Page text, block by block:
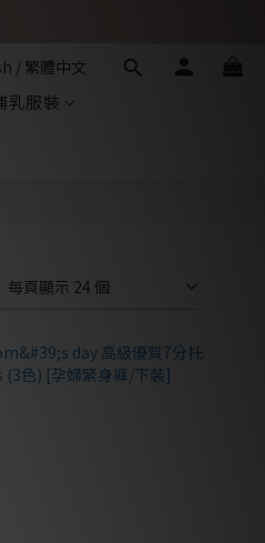
乳服裝
每頁顯示 24 個